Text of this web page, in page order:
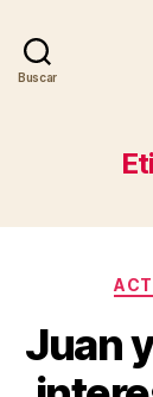
Buscar
Juan